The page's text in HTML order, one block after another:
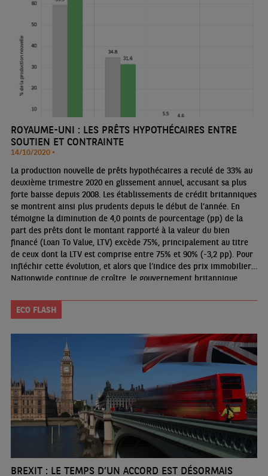
ROYAUME-UNI : LES PRÊTS HYPOTHÉCAIRES ENTRE
SOUTIEN ET CONTRAINTE
14/10/2020 •
La production nouvelle de prêts hypothécaires a reculé de 33% au
deuxième trimestre 2020 en glissement annuel, accusant sa plus
forte baisse depuis 2008. Les établissements de crédit britanniques
se montrent ainsi plus prudents depuis le début de l’année. En
témoigne la diminution de 4,0 points de pourcentage (pp) de la
part des prêts dont le montant rapporté à la valeur du bien
financé (Loan To Value, LTV) excède 75%, principalement au titre
de ceux dont la LTV est comprise entre 75% et 90% (-3,2 pp). Pour
infléchir cette évolution, et alors que l’indice des prix immobiliers
Nationwide continue de croître, le gouvernement britannique
prêts dont la LTV pourrait s’élever jusqu’à 95%
ECO FLASH
BREXIT : LE TEMPS D’UN ACCORD EST DÉSORMAIS